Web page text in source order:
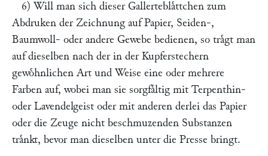
6) Will man sich dieser Gallerteblaͤttchen zum
Abdruken der Zeichnung auf Papier, Seiden-,
Baumwoll- oder andere Gewebe bedienen, so traͤgt man
auf dieselben nach der in der Kupferstechern
gewoͤhnlichen Art und Weise eine oder mehrere
Farben auf, wobei man sie sorgfaͤltig mit Terpenthin-
oder Lavendelgeist oder mit anderen derlei das Papier
oder die Zeuge nicht beschmuzenden Substanzen
traͤnkt, bevor man dieselben unter die Presse bringt.